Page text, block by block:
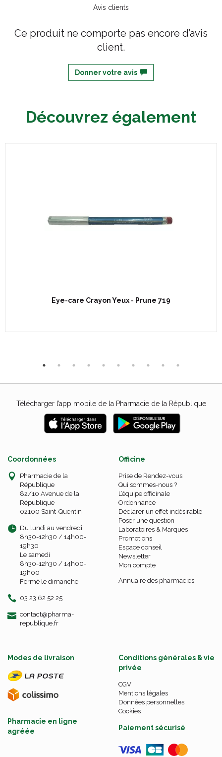
Avis clients
Ce produit ne comporte pas encore d’avis
client.
Donner votre avis
Découvrez également
Eye-care Crayon Yeux - Prune 719
Télécharger l’app mobile de la Pharmacie de la République
Coordonnées
Pharmacie de la
République
82/10 Avenue de la
République
02100 Saint-Quentin
Du lundi au vendredi
8h30-12h30 / 14h00-
19h30
Le samedi
8h30-12h30 / 14h00-
19h00
Fermé le dimanche
03 23 62 52 25
contact-
@-
pharma-
republique.fr
Officine
Prise de Rendez-vous
Qui sommes-nous ?
L’équipe officinale
Ordonnance
Déclarer un effet indésirable
Poser une question
Laboratoires & Marques
Promotions
Espace conseil
Newsletter
Mon compte
Annuaire des pharmacies
Modes de livraison
Pharmacie en ligne
agréée
Conditions générales & vie
privée
CGV
Mentions légales
Données personnelles
Cookies
Paiement sécurisé